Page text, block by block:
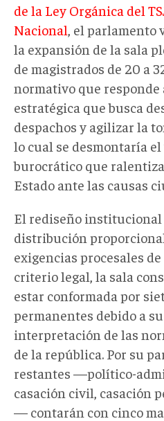
de la Ley Orgánica del
Nacional , el
la expansión de la sala
de magistrados de 20 a
normativo que
estratégica que busca
despachos y agilizar la
lo cual se desmontaría
burocrático que
Estado ante las causas
El rediseño institucional
distribución
exigencias procesales de
criterio legal, la sala
estar conformada por
permanentes debido a
interpretación de las
de la república. Por su
restantes —político-
casación civil, casación
— contarán con cinco